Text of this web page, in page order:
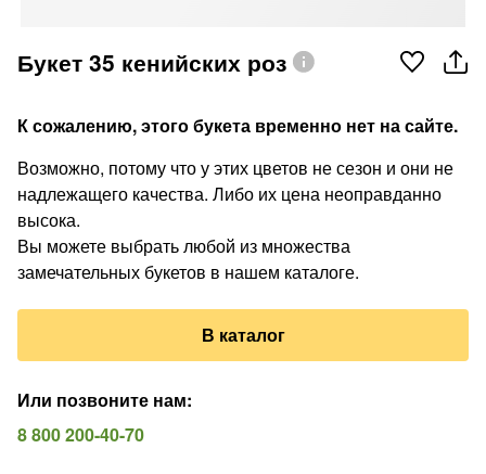
Букет 35 кенийских роз
К сожалению, этого букета временно нет на сайте.
Возможно, потому что у этих цветов не сезон и они не
надлежащего качества. Либо их цена неоправданно
высока.
Вы можете выбрать любой из множества
замечательных букетов в нашем каталоге.
В каталог
Или позвоните нам:
8 800 200-40-70